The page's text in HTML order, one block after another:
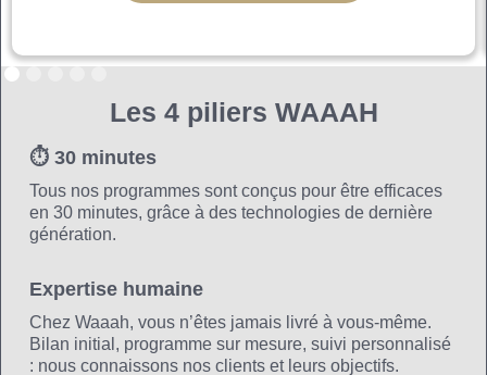
Les 4 piliers WAAAH
⏱ 30 minutes
Tous nos programmes sont conçus pour être efficaces
en 30 minutes, grâce à des technologies de dernière
génération.
Expertise humaine
Chez Waaah, vous n’êtes jamais livré à vous-même.
Bilan initial, programme sur mesure, suivi personnalisé
: nous connaissons nos clients et leurs objectifs.